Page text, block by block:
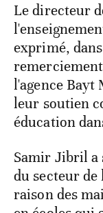
Le directeur
exprimé,
l'agence Bayt
leur soutien
éducation
Samir Jibril
du secteur
raison des